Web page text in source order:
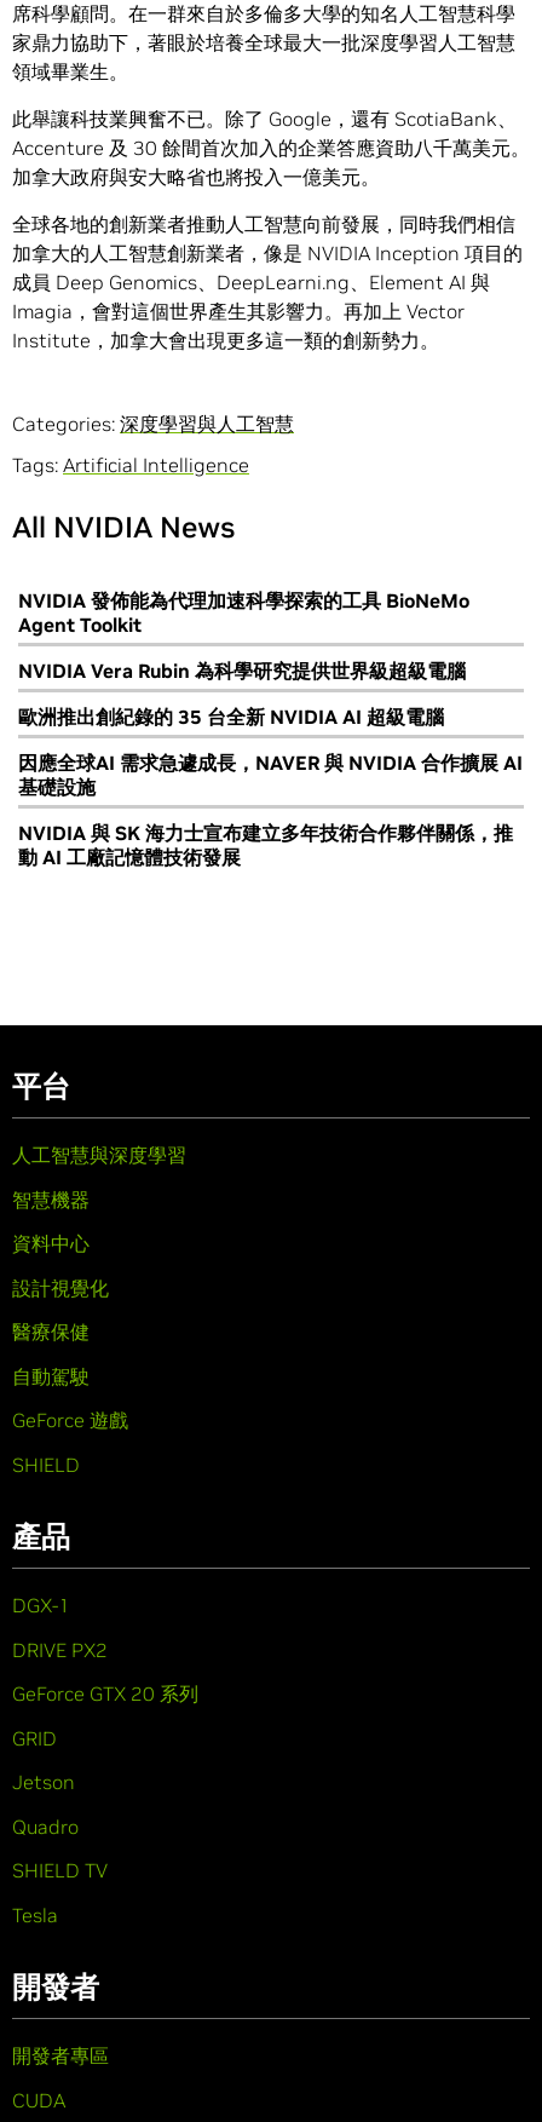
席科學顧問。在一群來自於多倫多大學的知名人工智慧科學
家鼎力協助下，著眼於培養全球最大一批深度學習人工智慧
領域畢業生。
此舉讓科技業興奮不已。除了 Google，還有 ScotiaBank、
Accenture 及 30 餘間首次加入的企業答應資助八千萬美元。
加拿大政府與安大略省也將投入一億美元。
全球各地的創新業者推動人工智慧向前發展，同時我們相信
加拿大的人工智慧創新業者，像是 NVIDIA Inception 項目的
成員 Deep Genomics、DeepLearni.ng、Element AI 與
Imagia，會對這個世界產生其影響力。再加上 Vector
Institute，加拿大會出現更多這一類的創新勢力。
Categories: 深度學習與人工智慧
Tags: Artificial Intelligence
All NVIDIA News
NVIDIA 發佈能為代理加速科學探索的工具 BioNeMo
Agent Toolkit
NVIDIA Vera Rubin 為科學研究提供世界級超級電腦
歐洲推出創紀錄的 35 台全新 NVIDIA AI 超級電腦
因應全球AI 需求急遽成長，NAVER 與 NVIDIA 合作擴展 AI
基礎設施
NVIDIA 與 SK 海力士宣布建立多年技術合作夥伴關係，推
動 AI 工廠記憶體技術發展
平台
人工智慧與深度學習
智慧機器
資料中心
設計視覺化
醫療保健
自動駕駛
GeForce 遊戲
SHIELD
產品
DGX-1
DRIVE PX2
GeForce GTX 20 系列
GRID
Jetson
Quadro
SHIELD TV
Tesla
開發者
開發者專區
CUDA